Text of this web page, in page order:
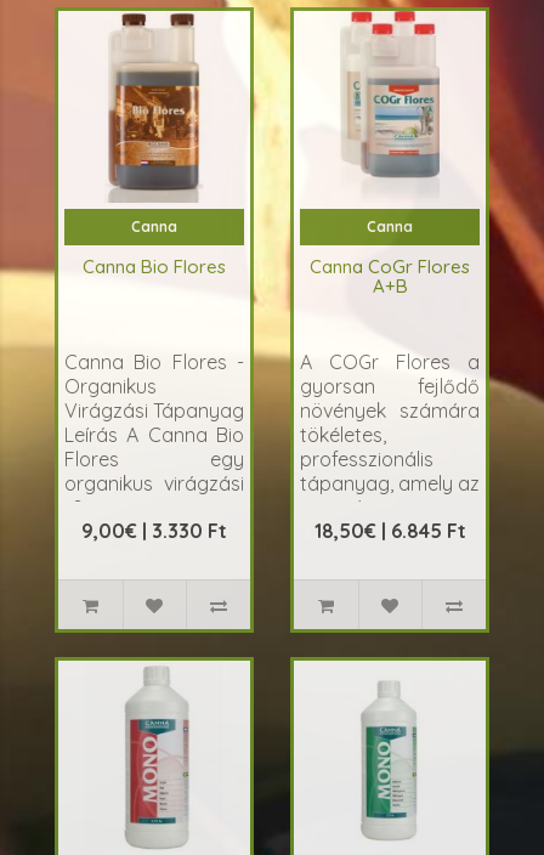
Canna
Canna Bio Flores
Canna Bio Flores -
Organikus
Virágzási Tápanyag
Leírás A Canna Bio
Flores egy
organikus virágzási
t&aacut..
9,00€ | 3.330 Ft
Canna
Canna CoGr Flores
A+B
A COGr Flores a
gyorsan fejlődő
növények számára
tökéletes,
professzionális
tápanyag, amely az
optimá..
18,50€ | 6.845 Ft